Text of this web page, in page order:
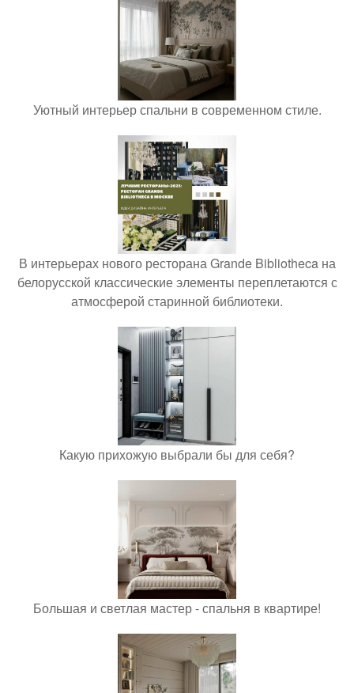
Уютный интерьер спальни в современном стиле.
В интерьерах нового ресторана Grande Bibliotheca на
белорусской классические элементы переплетаются с
атмосферой старинной библиотеки.
Какую прихожую выбрали бы для себя?
Большая и светлая мастер - спальня в квартире!